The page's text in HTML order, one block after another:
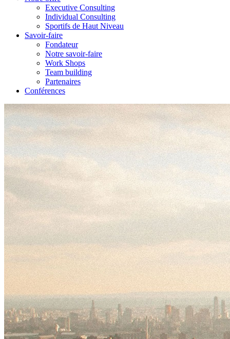
Executive Consulting
Individual Consulting
Sportifs de Haut Niveau
Savoir-faire
Fondateur
Notre savoir-faire
Work Shops
Team building
Partenaires
Conférences